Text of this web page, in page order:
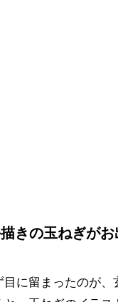
きの玉ねぎがお
に留まったのが、